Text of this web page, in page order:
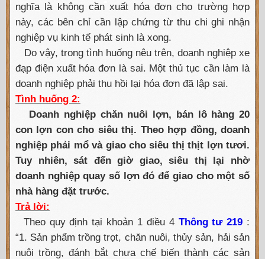
nghĩa là không cần xuất hóa đơn cho trường hợp
này, các bên chỉ cần lập chứng từ thu chi ghi nhận
nghiệp vụ kinh tế phát sinh là xong.
Do vậy, trong tình huống nêu trên, doanh nghiệp xe
đạp điện xuất hóa đơn là sai. Một thủ tục cần làm là
doanh nghiệp phải thu hồi lại hóa đơn đã lập sai.
Tình huống 2:
Doanh nghiệp chăn nuôi lợn, bán lô hàng 20
con lợn con cho siêu thị. Theo hợp đồng, doanh
nghiệp phải mổ và giao cho siêu thị thịt lợn tươi.
Tuy nhiên, sát đến giờ giao, siêu thị lại nhờ
doanh nghiệp quay số lợn đó để giao cho một số
nhà hàng đặt trước.
Trả lời:
Theo quy định tại khoản 1 điều 4 Thông tư 219 :
“1. Sản phẩm trồng trọt, chăn nuôi, thủy sản, hải sản
nuôi trồng, đánh bắt chưa chế biến thành các sản